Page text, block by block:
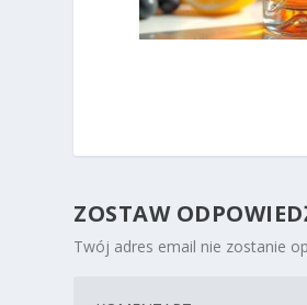
ZOSTAW
Twój adres email nie zostanie